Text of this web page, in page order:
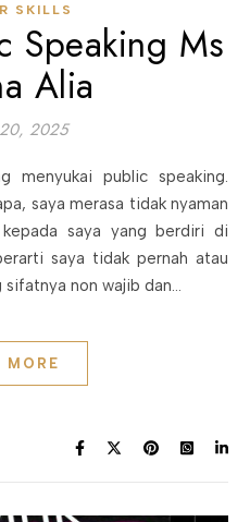
SKILLS
Speaking Ms
Alia
2025
saya merasa tidak nyaman
saya yang berdiri di
saya tidak pernah atau
sifatnya non wajib dan…
MORE